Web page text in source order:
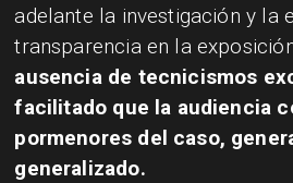
adelante la investigación y la
transparencia en la
ausencia de tecnicismos
facilitado que la audiencia
pormenores del caso,
generalizado.